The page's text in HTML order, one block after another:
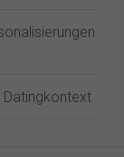
Datingkontext